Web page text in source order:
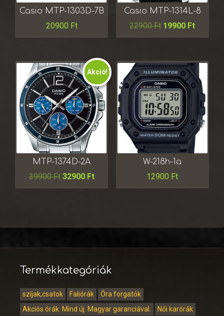
Casio MTP-1303D-7B
20900 Ft
Casio MTP-1314L-8
22900Ft 19900 Ft
Akció!
MTP-1374D-2A
39900Ft 32900 Ft
W-218h-1a
12900 Ft
Termékkategóriák
szíjak,csatok Faliórák
Óra forgatók
Akciós órák. Mind új. Magyar garanciával.
Női karórák